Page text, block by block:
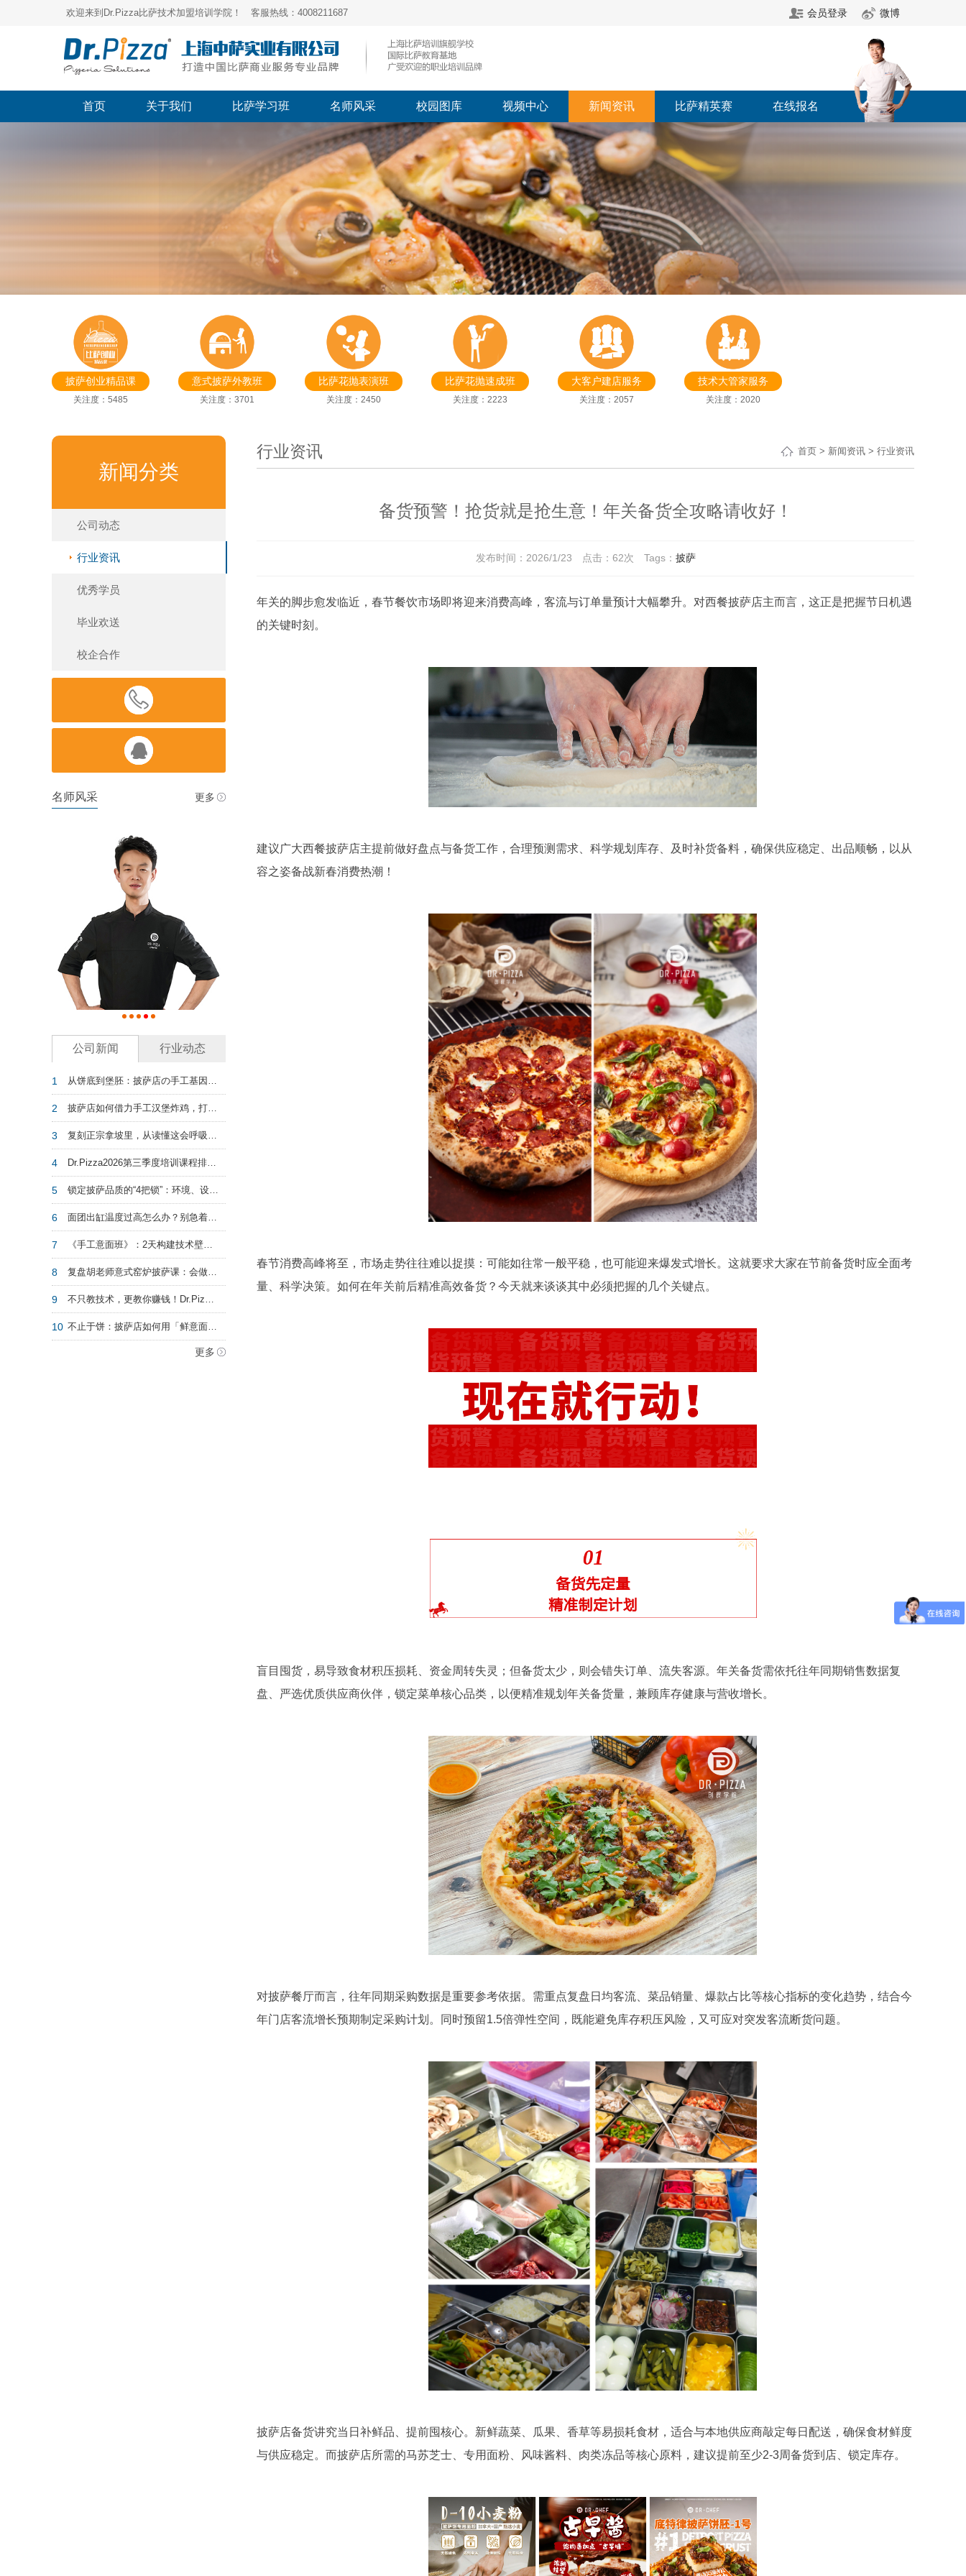
欢迎来到Dr.Pizza比萨技术加盟培训学院！ 客服热线：4008211687 会员登录 微博
首页 关于我们 比萨学习班 名师风采 校园图库 视频中心 新闻资讯 比萨精英赛 在线报名
披萨创业精品课
关注度：5485
意式披萨外教班
关注度：3701
比萨花抛表演班
关注度：2450
比萨花抛速成班
关注度：2223
大客户建店服务
关注度：2057
技术大管家服务
关注度：2020
新闻分类
公司动态
行业资讯
优秀学员
毕业欢送
校企合作


名师风采 更多
公司新闻 行业动态
1 从饼底到堡胚：披萨店の手工基因——汉堡增量密码
2 披萨店如何借力手工汉堡炸鸡，打赢存量争夺战？
3 复刻正宗拿坡里，从读懂这会呼吸的面团开始
4 Dr.Pizza2026第三季度培训课程排期：从0到1筑基，从1到N进阶！
5 锁定披萨品质的“4把锁”：环境、设备、原料和人
6 面团出缸温度过高怎么办？别急着弃用！
7 《手工意面班》：2天构建技术壁垒，抢占盈利新高地
8 复盘胡老师意式窑炉披萨课：会做饼和会做披萨生意，差的就是这一课
9 不只教技术，更教你赚钱！Dr.Pizza 2026全系课程滚动开课!
10 不止于饼：披萨店如何用「鲜意面 + 漂亮饭」补齐正餐短板？
更多
行业资讯 首页 > 新闻资讯 > 行业资讯
备货预警！抢货就是抢生意！年关备货全攻略请收好！
发布时间：2026/1/23 点击： 62次 Tags： 披萨
年关的脚步愈发临近，春节餐饮市场即将迎来消费高峰，客流与订单量预计大幅攀升。对西餐披萨店主而言，这正是把握节日机遇
的关键时刻。
建议广大西餐披萨店主提前做好盘点与备货工作，合理预测需求、科学规划库存、及时补货备料，确保供应稳定、出品顺畅，以从
容之姿备战新春消费热潮！
春节消费高峰将至，市场走势往往难以捉摸：可能如往常一般平稳，也可能迎来爆发式增长。这就要求大家在节前备货时应全面考
量、科学决策。如何在年关前后精准高效备货？今天就来谈谈其中必须把握的几个关键点。
盲目囤货，易导致食材积压损耗、资金周转失灵；但备货太少，则会错失订单、流失客源。年关备货需依托往年同期销售数据复
盘、严选优质供应商伙伴，锁定菜单核心品类，以便精准规划年关备货量，兼顾库存健康与营收增长。
对披萨餐厅而言，往年同期采购数据是重要参考依据。需重点复盘日均客流、菜品销量、爆款占比等核心指标的变化趋势，结合今
年门店客流增长预期制定采购计划。同时预留1.5倍弹性空间，既能避免库存积压风险，又可应对突发客流断货问题。
披萨店备货讲究当日补鲜品、提前囤核心。新鲜蔬菜、瓜果、香草等易损耗食材，适合与本地供应商敲定每日配送，确保食材鲜度
与供应稳定。而披萨店所需的马苏芝士、专用面粉、风味酱料、肉类冻品等核心原料，建议提前至少2-3周备货到店、锁定库存。